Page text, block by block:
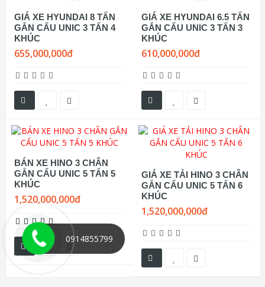
GIÁ XE HYUNDAI 8 TẤN
GẮN CẨU UNIC 3 TẤN 4
KHÚC
655,000,000đ
GIÁ XE HYUNDAI 6.5 TẤN
GẮN CẨU UNIC 3 TẤN 3
KHÚC
610,000,000đ
BÁN XE HINO 3 CHÂN
GẮN CẨU UNIC 5 TẤN 5
KHÚC
1,520,000,000đ
GIÁ XE TẢI HINO 3 CHÂN
GẮN CẨU UNIC 5 TẤN 6
KHÚC
1,520,000,000đ
0914855799